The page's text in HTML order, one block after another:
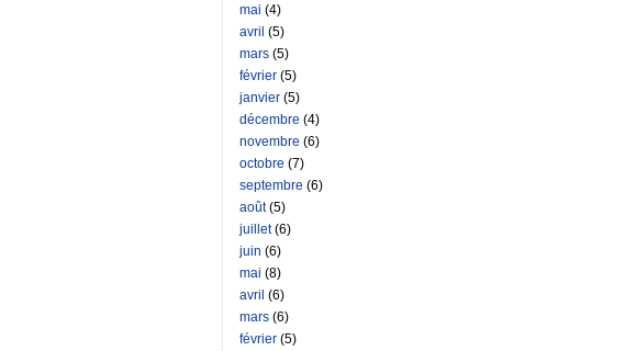
mai (4)
avril (5)
mars (5)
février (5)
janvier (5)
décembre (4)
novembre (6)
octobre (7)
septembre (6)
août(5)
juillet(6)
juin (6)
mai (8)
avril (6)
mars (6)
février (5)